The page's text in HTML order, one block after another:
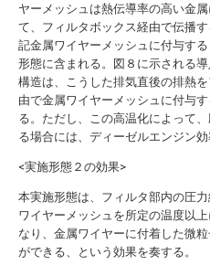
ヤーメッシュは熱伝導率の高い金
て、フィルタボックス経由で伝播
記金属ワイヤーメッシュに付与す
形態に含まれる。図８に示される
構造は、こうした排気直後の排熱
由で金属ワイヤーメッシュに付与
る。ただし、この高温化によって
る場合には、ディーゼルエンジン効
<実施形態２の効果>
本実施形態は、フィルタ部内の圧
ワイヤーメッシュを所定の温度以
なり、金属ワイヤーに付着した微
ができる、という効果を奏する。